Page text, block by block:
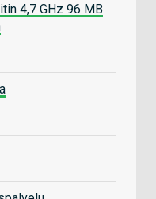
4,7 GHz 96 MB